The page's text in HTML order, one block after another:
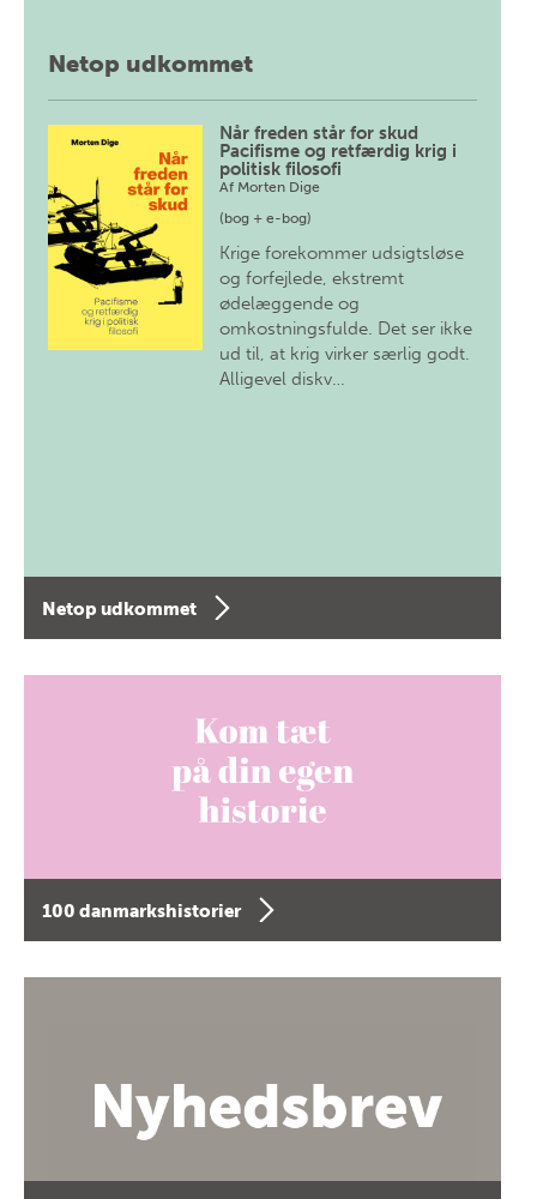
Netop udkommet
Når freden står for skud
Pacifisme og retfærdig krig i
politisk filosofi
Af Morten Dige
(bog + e-bog)
Krige forekommer udsigtsløse
og forfejlede, ekstremt
ødelæggende og
omkostningsfulde. Det ser ikke
ud til, at krig virker særlig godt.
Alligevel diskv…
Netop udkommet
100 danmarkshistorier